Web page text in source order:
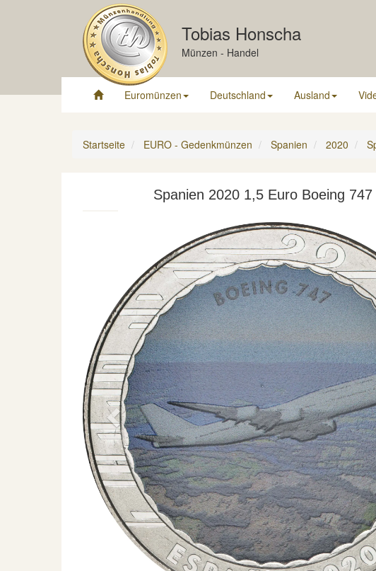
Tobias Honscha
Münzen - Handel
Euromünzen Deutschland Ausland
Startseite EURO - Gedenkmünzen Spanien 2020
Spanien 2020 1,5 Euro Boeing
Previous